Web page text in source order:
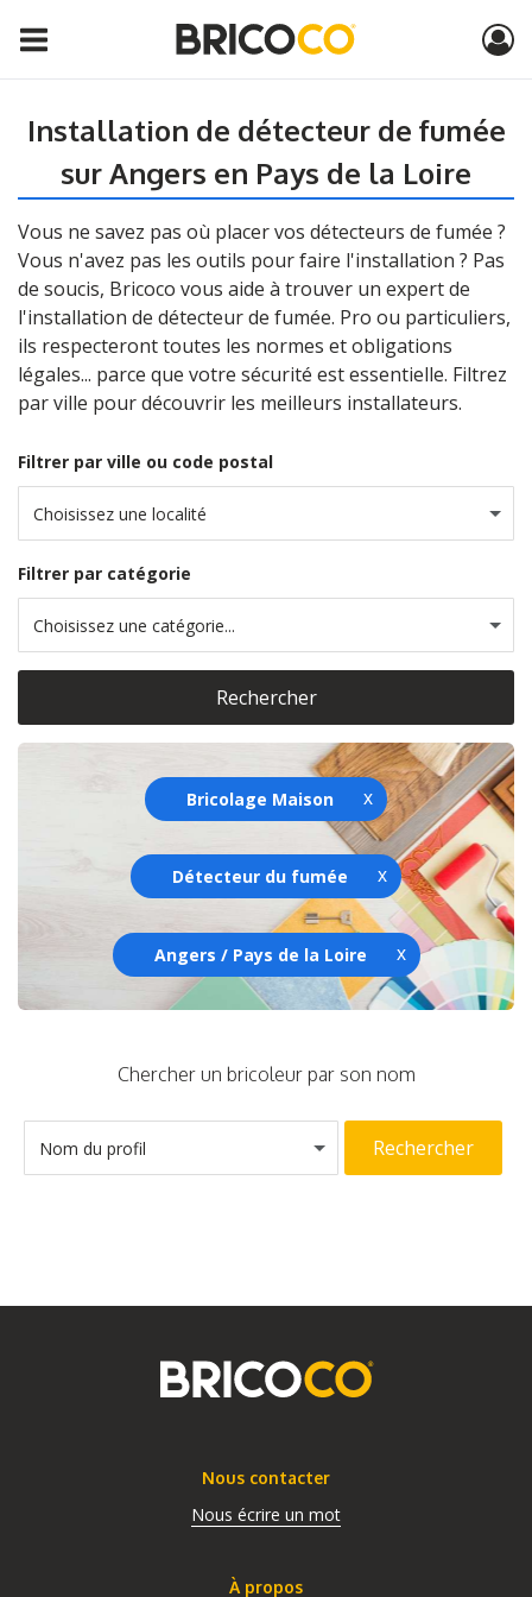
Bricolage Maison
Détecteur du fumée
Angers / Pays de la Loire
Installation de détecteur de fumée
sur Angers en Pays de la Loire
Vous ne savez pas où placer vos détecteurs de fumée ?
Vous n'avez pas les outils pour faire l'installation ? Pas
de soucis, Bricoco vous aide à trouver un expert de
l'installation de détecteur de fumée. Pro ou particuliers,
ils respecteront toutes les normes et obligations
légales... parce que votre sécurité est essentielle. Filtrez
par ville pour découvrir les meilleurs installateurs.
Filtrer par ville ou code postal
Choisissez une localité
Filtrer par catégorie
Choisissez une catégorie...
Rechercher
Chercher un bricoleur par son nom
Nom du profil Rechercher
Nous contacter
Nous écrire un mot
À propos